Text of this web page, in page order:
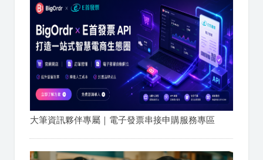
大筆資訊夥伴專屬｜電子發票串接申購服務專區